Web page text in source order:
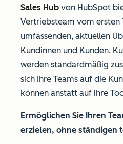
Sales Hub von HubSpot
Vertriebsteam vom ersten
umfassenden, aktuellen
Kundinnen und Kunden.
werden standardmäßig
sich Ihre Teams auf die
können anstatt auf ihre
Ermöglichen Sie Ihren
erzielen, ohne ständigen